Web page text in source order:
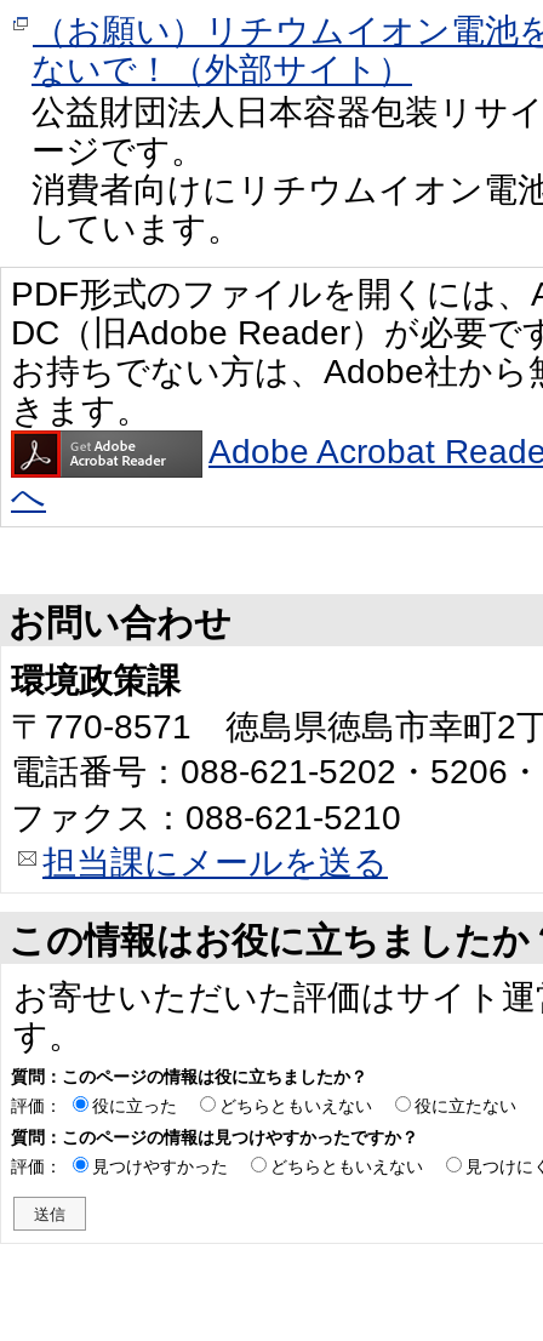
（お願い）リチウムイオン電池
ないで！（外部サイト）
公益財団法人日本容器包装リサ
ージです。
消費者向けにリチウムイオン電
しています。
PDF形式のファイルを開くには
DC（旧Adobe Reader）が必要で
お持ちでない方は、Adobe社か
きます。
Adobe Acrobat
へ
お問い合わせ
環境政策課
〒770-8571 徳島県徳島市幸町2
電話番号：088-621-5202・5206
ファクス：088-621-5210
担当課にメールを送る
この情報はお役に立ちましたか
お寄せいただいた評価はサイト
す。
質問：このページの情報は役に立ちましたか？
評価：
役に立った どちらともいえない
役に立たない
質問：このページの情報は見つけやすかったですか？
評価：
見つけやすかった どちらともいえない 見つけに